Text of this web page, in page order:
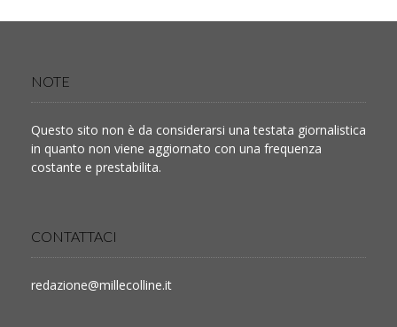
NOTE
Questo sito non è da considerarsi una testata giornalistica
in quanto non viene aggiornato con una frequenza
costante e prestabilita.
CONTATTACI
redazione@millecolline.it